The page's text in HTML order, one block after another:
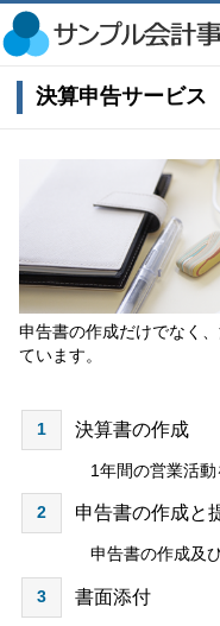
決算申告サービス
申告書の作成だけでなく
ています。
1 決算書の作成
1年間の営業活動
2 申告書の作成と
申告書の作成及
3 書面添付